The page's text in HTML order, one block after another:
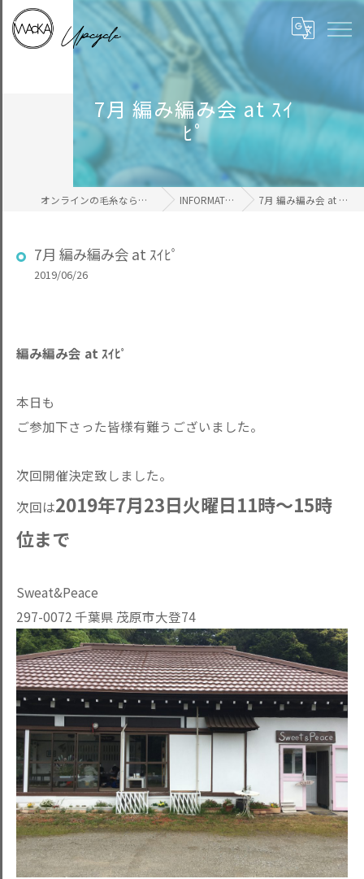
7月 編み編み会 at ｽｲ
ﾋﾟ
オンラインの毛糸ならWAcKA INFORMATION 7月 編み編み会 at ｽｲﾋﾟ
7月 編み編み会 at ｽｲﾋﾟ
2019/06/26
編み編み会 at ｽｲﾋﾟ
本日も
ご参加下さった皆様有難うございました。
次回開催決定致しました。
次回は2019年7月23日火曜日11時～15時
位まで
Sweat&Peace
297-0072 千葉県 茂原市大登74